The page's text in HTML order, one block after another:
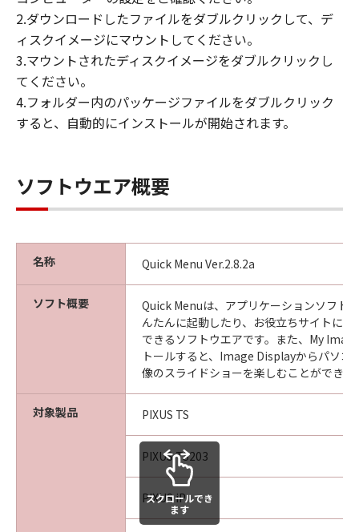
2.ダウンロードしたファイルをダブルクリックして、デ
ィスクイメージにマウントしてください。
3.マウントされたディスクイメージをダブルクリックし
てください。
4.フォルダー内のパッケージファイルをダブルクリック
すると、自動的にインストールが開始されます。
ソフトウエア概要
名称 Quick Menu Ver.2.8.2a
ソフト概要
Quick Menuは、アプリケーションソフト
んたんに起動したり、お役立ちサイトにす
できるソフトウエアです。また、My
トールすると、Image Displayからパソコ
像のスライドショーを楽しむことができま
対象製品 PIXUS TS
PIXUS TS203
PIXUS iP
スクロールでき
ます